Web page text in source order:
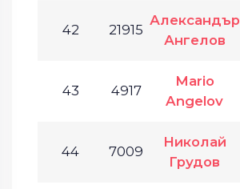
42 21915
Александър
Ангелов
43 4917
Mario
Angelov
44 7009
Николай
Грудов